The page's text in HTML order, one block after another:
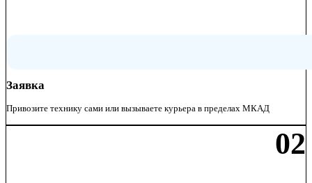
Заявка
Привозите технику сами или вызываете курьера в пределах МКАД
02